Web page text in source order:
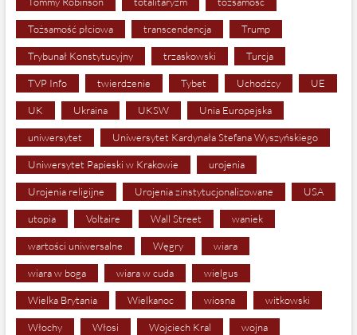
Tożsamość płciowa transcendencja Trump
Trybunał Konstytucyjny trzaskowski Turcja
TVP Info twierdzenie Tybet Uchodźcy UE
UK Ukraina UKSW Unia Europejska
uniwersytet Uniwersytet Kardynała Stefana Wyszyńskiego
Uniwersytet Papieski w Krakowie urojenia
Urojenia religijne Urojenia zinstytucjonalizowane USA
utopia Voltaire Wall Street waniek
wartości uniwersalne Węgry wiara
wiara w boga wiara w cuda wielgus
Wielka Brytania Wielkanoc wiosna witkowski
Włochy Włosi Wojciech Kral wojna